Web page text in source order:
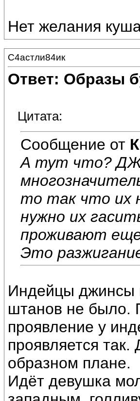
Нет желания
С4астли84ик
Ответ: Образы
Цитата:
Сообщение от
А тут что?
то так что их
нужно их
проживают
Это
Индейцы джинсы
штанов не было.
проявление у
проявляется
образном плане.
Идёт девушка